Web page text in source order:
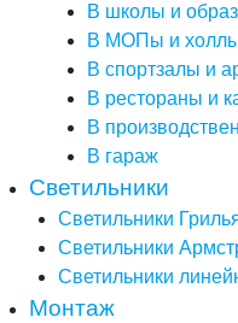
В школы и
В МОПы и
В спортзалы и
В рестораны и
В
В гараж
Светильники
Светильники
Светильники
Светильники
Монтаж